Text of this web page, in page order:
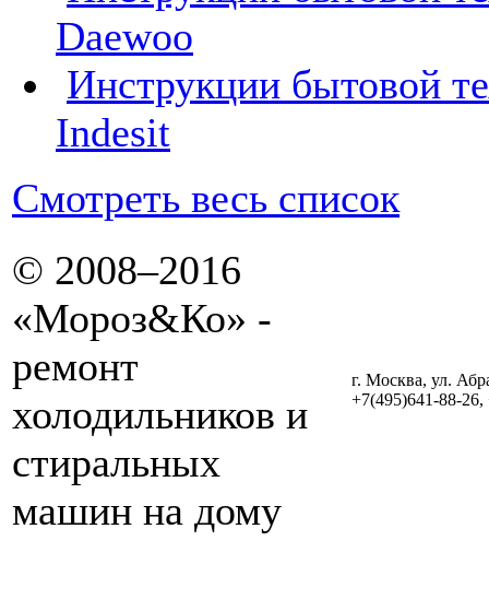
Daewoo
Инструкции бытовой
Indesit
Смотреть весь список
© 2008–2016
«Мороз&Ко» -
ремонт
холодильников и
стиральных
машин на дому
г. Москва, ул.
+7(495)641-88-26,